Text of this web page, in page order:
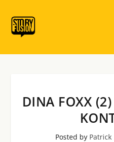
DINA FOXX
Posted by Patrick